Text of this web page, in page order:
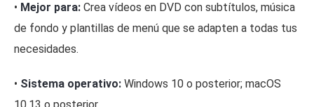
• Mejor para: Crea vídeos en DVD con subtítulos, música
de fondo y plantillas de menú que se adapten a todas tus
necesidades.
• Sistema operativo: Windows 10 o posterior; macOS